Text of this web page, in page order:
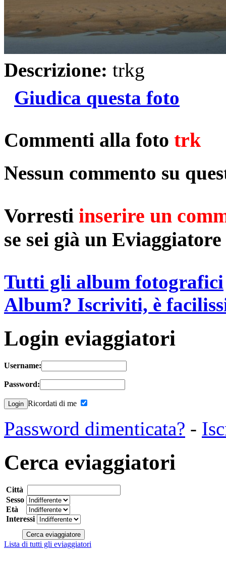
Descrizione: trkg
Giudica questa foto
Commenti alla foto trk
Nessun commento su
Vorresti inserire un
se sei già un Eviaggiatore
Tutti gli album fotografici
Album? Iscriviti, è
Login eviaggiatori
Username:
Password:
Ricordati di me
Password dimenticata? -
Cerca eviaggiatori
Città
Sesso
Età
Interessi
Lista di tutti gli eviaggiatori